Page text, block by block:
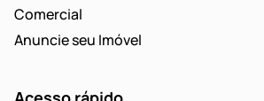
Comercial
Anuncie seu Imóvel